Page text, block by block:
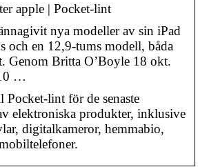
apple | Pocket-lint
nya modeller av sin iPad
och en 12,9-tums modell, båda
Genom Britta O’Boyle 18 okt.
…
lint för de senaste
elektroniska produkter, inklusive
digitalkameror, hemmabio,